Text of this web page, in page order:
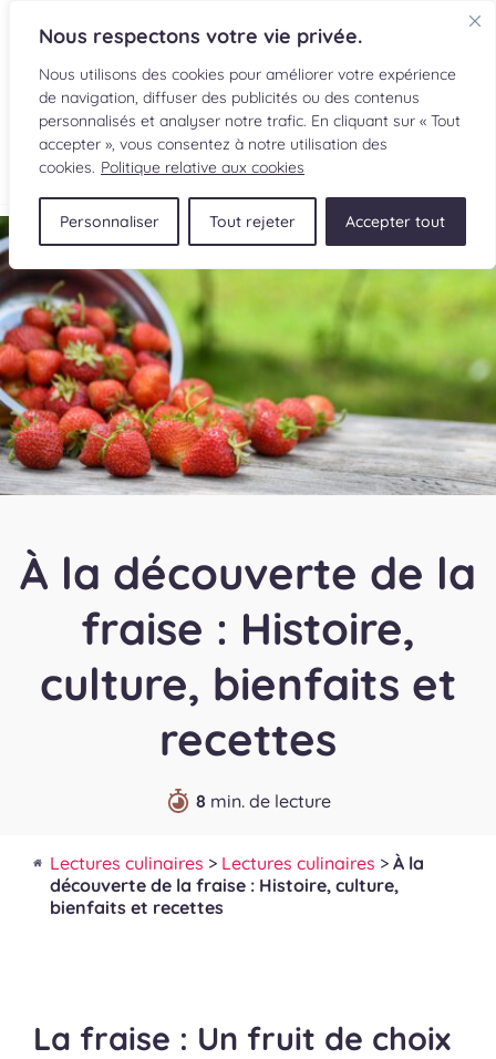
Nous respectons votre vie privée.
Nous utilisons des cookies pour améliorer votre expérience
de navigation, diffuser des publicités ou des contenus
personnalisés et analyser notre trafic. En cliquant sur « Tout
accepter », vous consentez à notre utilisation des
cookies. Politique relative aux cookies
Personnaliser Tout rejeter Accepter tout
EN
RECETTES
LECTURES CULINAIRES
SOUMETTRE UNE RECETTE
BOUTIQUE
À la découverte de la
fraise : Histoire,
culture, bienfaits et
recettes
8 min. de lecture
Lectures culinaires > Lectures culinaires >À la
découverte de la fraise : Histoire, culture,
bienfaits et recettes
La fraise : Un fruit de choix